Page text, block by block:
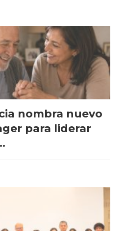
nombra nuevo
para liderar